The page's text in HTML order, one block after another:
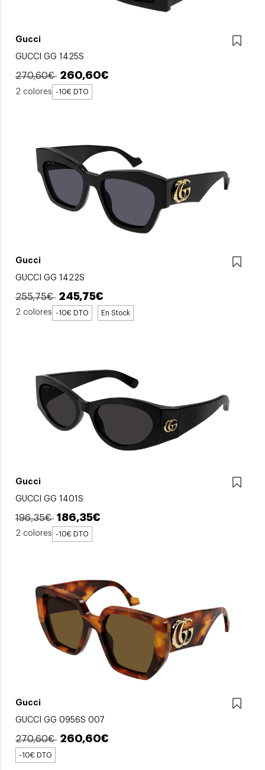
Gucci
GUCCI GG 1425S
270,60€ 260,60€
2 colores -10€ DTO
Gucci
GUCCI GG 1422S
255,75€ 245,75€
2 colores -10€ DTO En Stock
Gucci
GUCCI GG 1401S
196,35€ 186,35€
2 colores -10€ DTO
Gucci
GUCCI GG 0956S 007
270,60€ 260,60€
-10€ DTO